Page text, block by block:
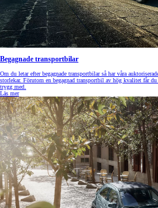
Begagnade transportbilar
Om du letar efter begagnade transportbilar så har våra
storlekar. Förutom en begagnad transportbil av hög kvalitet får
trygg med.
Läs mer